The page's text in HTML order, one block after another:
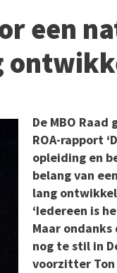
een
De MBO
ROA-rapport
opleiding en
belang van
lang
‘Iedereen is
Maar
nog te stil in
voorzitter Ton